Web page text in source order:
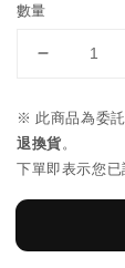
數量
※ 此商品為委
退換貨。
下單即表示您